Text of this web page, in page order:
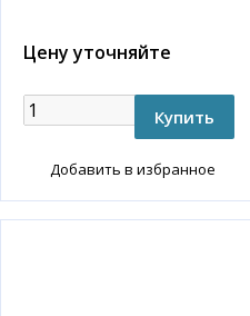
Цену уточняйте
Добавить в избранное